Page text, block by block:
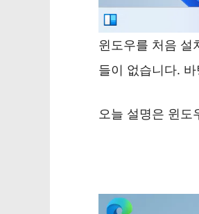
윈도우를 처음 설
들이 없습니다.
오늘 설명은 윈도